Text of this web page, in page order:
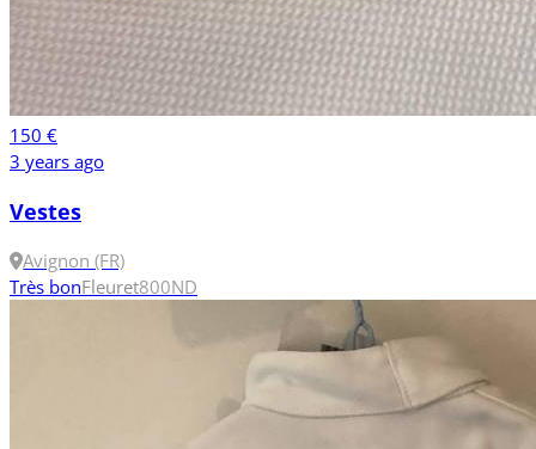
150 €
3 years ago
Vestes
Avignon (FR)
Très bonFleuret800ND